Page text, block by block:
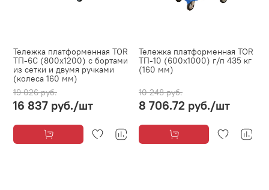
Тележка платформенная TOR
ТП-6С (800х1200) с бортами
из сетки и двумя ручками
(колеса 160 мм)
19 026 руб.
16 837 руб./шт
Тележка платформенная TOR
ТП-10 (600х1000) г/п 435 кг
(160 мм)
10 248 руб.
8 706.72 руб./шт